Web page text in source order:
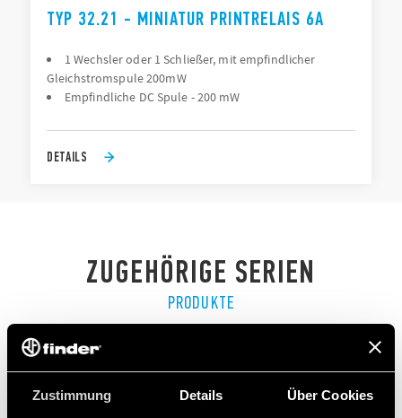
Zustimmung Details Über Cookies
TYP 32.21 - MINIATUR PRINTRELAIS 6A
1 Wechsler oder 1 Schließer, mit empfindlicher
Gleichstromspule 200mW
Empfindliche DC Spule - 200 mW
DETAILS
ZUGEHÖRIGE SERIEN
PRODUKTE